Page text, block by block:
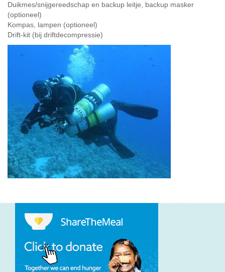
Duikmes/snijgereedschap en backup leitje, backup masker
(optioneel)
Kompas, lampen (optioneel)
Drift-kit (bij driftdecompressie)